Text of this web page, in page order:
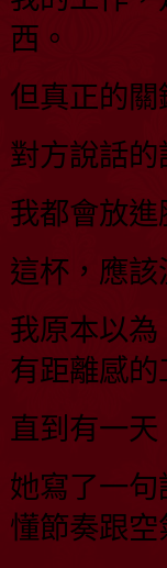
西。
但真正的
對方說話
我都會放
這杯，應
我原本以
有距離感
直到有一
她寫了一
懂節奏跟